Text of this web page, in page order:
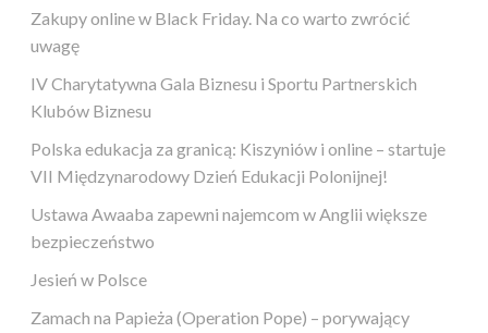
Zakupy online w Black Friday. Na co warto zwrócić
uwagę
IV Charytatywna Gala Biznesu i Sportu Partnerskich
Klubów Biznesu
Polska edukacja za granicą: Kiszyniów i online – startuje
VII Międzynarodowy Dzień Edukacji Polonijnej!
Ustawa Awaaba zapewni najemcom w Anglii większe
bezpieczeństwo
Jesień w Polsce
Zamach na Papieża (Operation Pope) – porywający